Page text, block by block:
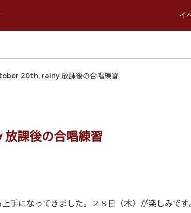
イ
20th, rainy 放課後の合唱練習
課後の合唱練習
になってきました。２８日（木）が楽しみです